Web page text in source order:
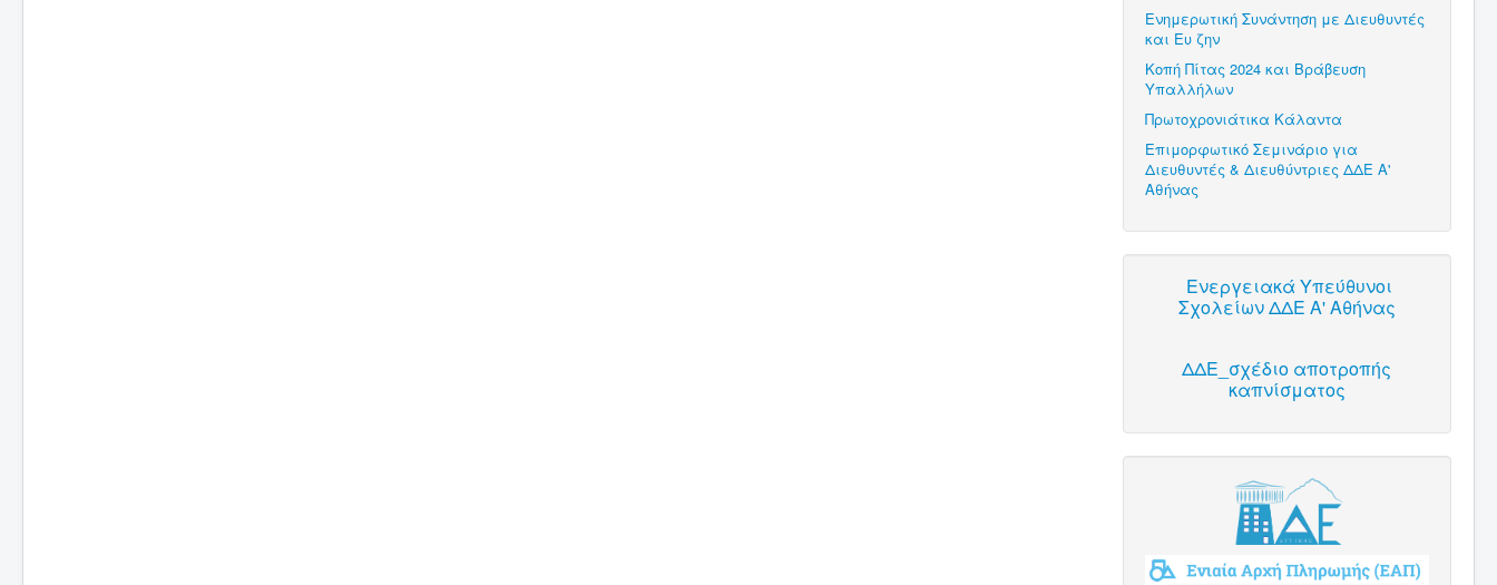
Ενημερωτική Συνάντηση με Διευθυντές
και Ευ ζην
Κοπή Πίτας 2024 και Βράβευση
Υπαλλήλων
Πρωτοχρονιάτικα Κάλαντα
Επιμορφωτικό Σεμινάριο για
Διευθυντές & Διευθύντριες ΔΔΕ Α'
Αθήνας
Ενεργειακά Υπεύθυνοι
Σχολείων ΔΔΕ Α' Αθήνας
ΔΔΕ_σχέδιο αποτροπής
καπνίσματος